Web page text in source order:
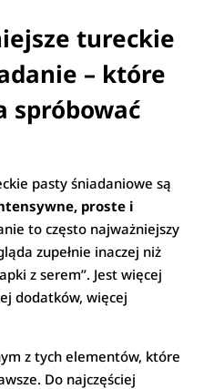
tureckie
– które
spróbować
pasty śniadaniowe są
proste i
to często najważniejszy
zupełnie inaczej niż
z serem”. Jest więcej
dodatków, więcej
z tych elementów, które
Do najczęściej